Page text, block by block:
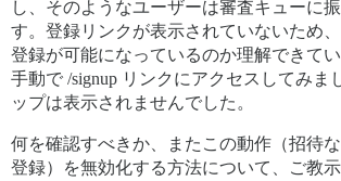
し、そのようなユーザーは審査キューに
す。登録リンクが表示されていないため
登録が可能になっているのか理解できてい
手動で /signup リンクにアクセスしてみま
ップは表示されませんでした。
何を確認すべきか、またこの動作（招待
登録）を無効化する方法について、ご教示